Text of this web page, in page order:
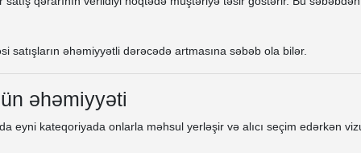
satışların əhəmiyyətli dərəcədə artmasına səbəb ola bilər.
əhəmiyyəti
eyni kateqoriyada onlarla məhsul yerləşir və alıcı seçim edərkən